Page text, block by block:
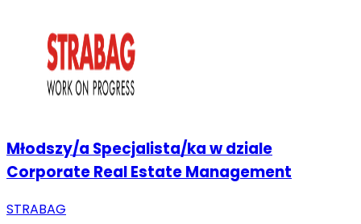
Młodszy/a Specjalista/ka w dziale
Corporate Real Estate Management
STRABAG